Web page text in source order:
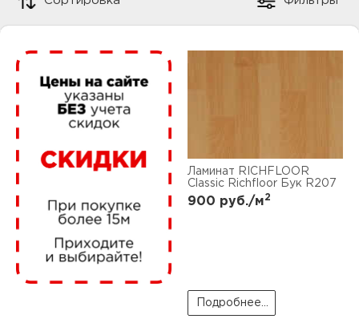
Ламинат RICHFLOOR
Classic Richfloor Бук R207
900 руб./м2
Подробнее...